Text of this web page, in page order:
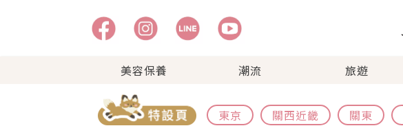
美容保養 潮流 旅遊
東京 關西近畿 關東